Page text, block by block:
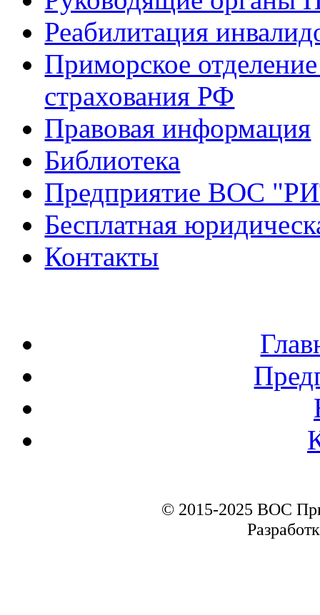
Реабилитация
Приморское
страхования РФ
Правовая информация
Библиотека
Предприятие ВОС
Бесплатная
Контакты
© 2015-2025 ВОС